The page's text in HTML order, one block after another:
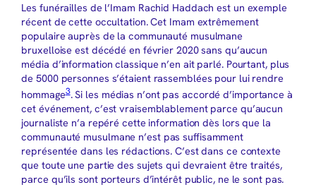
Les funérailles de l’Imam Rachid Haddach est un exemple
récent de cette occultation. Cet Imam extrêmement
populaire auprès de la communauté musulmane
bruxelloise est décédé en février 2020 sans qu’aucun
média d’information classique n’en ait parlé. Pourtant, plus
de 5000 personnes s’étaient rassemblées pour lui rendre
hommage3. Si les médias n’ont pas accordé d’importance à
cet événement, c’est vraisemblablement parce qu’aucun
journaliste n’a repéré cette information dès lors que la
communauté musulmane n’est pas suffisamment
représentée dans les rédactions. C’est dans ce contexte
que toute une partie des sujets qui devraient être traités,
parce qu’ils sont porteurs d’intérêt public, ne le sont pas.